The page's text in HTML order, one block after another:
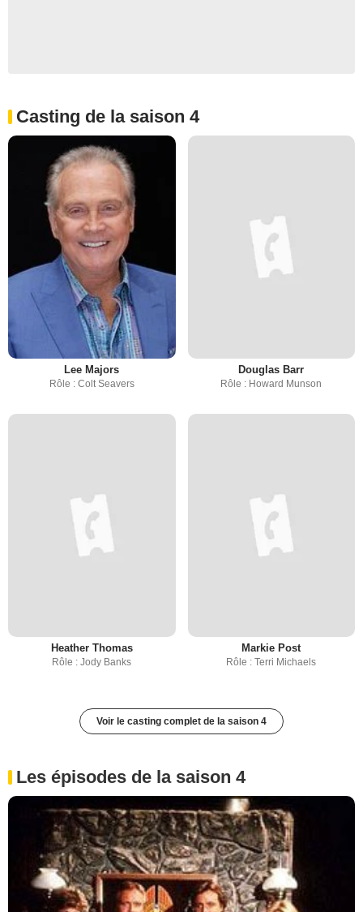
Casting de la saison 4
Lee Majors
Rôle : Colt Seavers
Douglas Barr
Rôle : Howard Munson
Heather Thomas
Rôle : Jody Banks
Markie Post
Rôle : Terri Michaels
Voir le casting complet de la saison 4
Les épisodes de la saison 4